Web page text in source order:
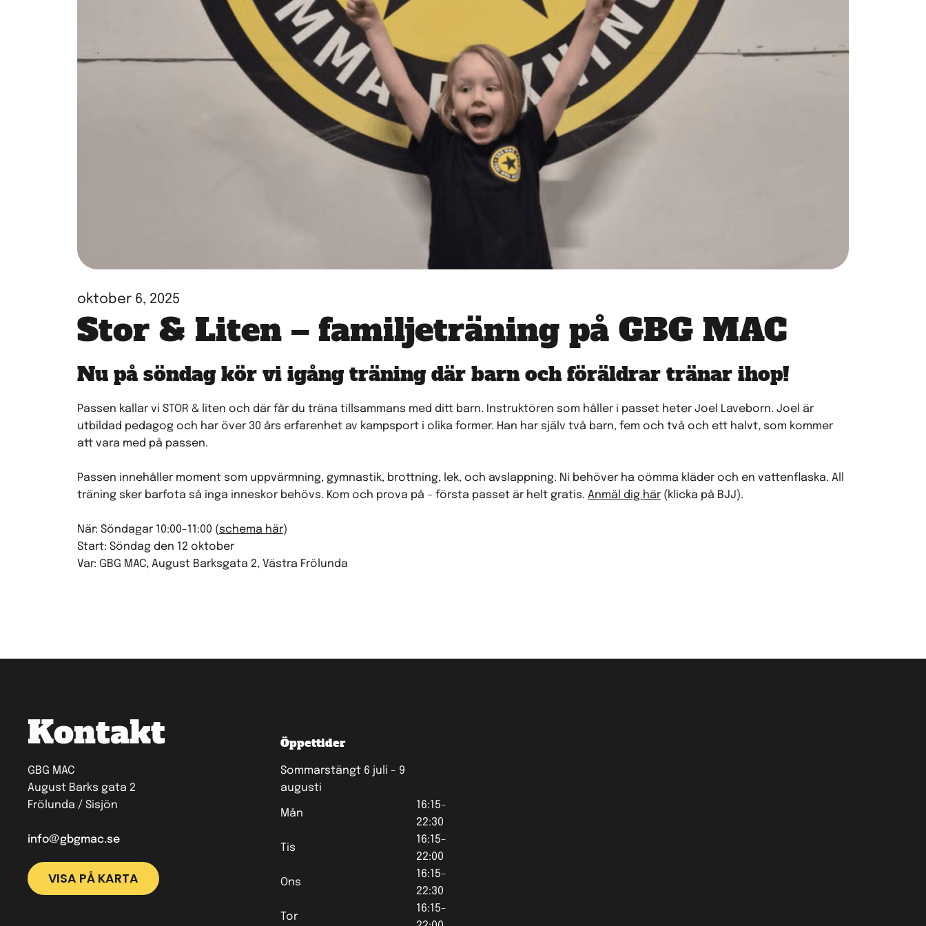
oktober 6, 2025
Stor & Liten – familjeträning på GBG MAC
Nu på söndag kör vi igång träning där barn och föräldrar tränar ihop!
Passen kallar vi STOR & liten och där får du träna tillsammans med ditt barn. Instruktören som håller i passet heter Joel Laveborn. Joel är
utbildad pedagog och har över 30 års erfarenhet av kampsport i olika former. Han har själv två barn, fem och två och ett halvt, som kommer
att vara med på passen.
Passen innehåller moment som uppvärmning, gymnastik, brottning, lek, och avslappning. Ni behöver ha oömma kläder och en vattenflaska. All
träning sker barfota så inga inneskor behövs. Kom och prova på – första passet är helt gratis. Anmäl dig här (klicka på BJJ).
När: Söndagar 10:00-11:00 (schema här)
Start: Söndag den 12 oktober
Var: GBG MAC, August Barksgata 2, Västra Frölunda
Kontakt
GBG MAC
August Barks gata 2
Frölunda / Sisjön
info@gbgmac.se
VISA PÅ KARTA
Öppettider
Sommarstängt 6 juli - 9
augusti
Mån
16:15-
22:30
Tis
16:15-
22:00
Ons
16:15-
22:30
Tor
16:15-